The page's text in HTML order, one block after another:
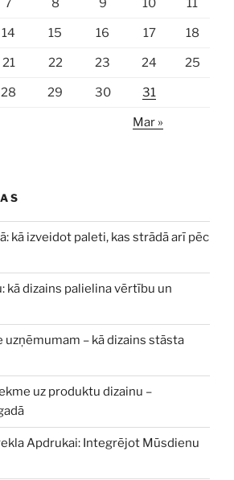
7 8 9 10 11
14 15 16 17 18
21 22 23 24 25
28 29 30 31
Mar »
kā izveidot paleti, kas strādā arī pēc
kā dizains palielina vērtību un
– kā dizains stāsta
uz produktu dizainu –
Apdrukai: Integrējot Mūsdienu